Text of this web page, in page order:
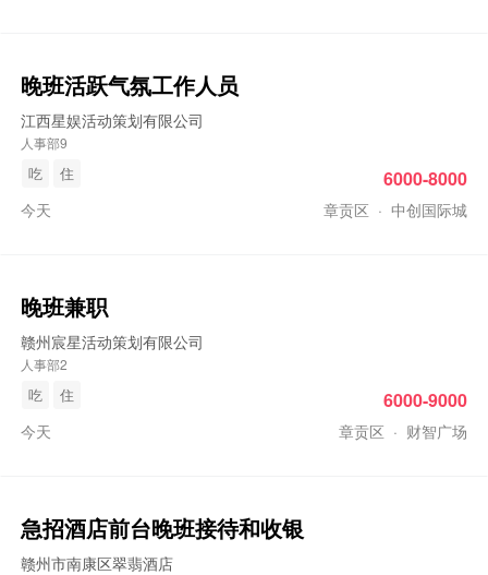
晚班活跃气氛工作人员
江西星娱活动策划有限公司
人事部9
吃 住
今天 章贡区 · 中创国际城
6000-8000
晚班兼职
赣州宸星活动策划有限公司
人事部2
吃 住
今天 章贡区 · 财智广场
6000-9000
急招酒店前台晚班接待和收银
赣州市南康区翠翡酒店